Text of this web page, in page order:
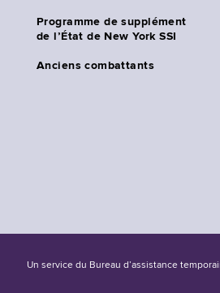
Programme de supplément
de l’État de New York SSI
Anciens combattants
Un service du Bureau d’assistance